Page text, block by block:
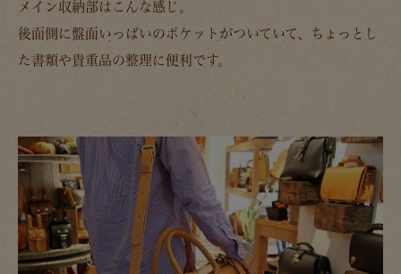
メイン収納部はこんな感じ。
後面側に盤面いっぱいのポケットがついていて、ちょっとし
た書類や貴重品の整理に便利です。